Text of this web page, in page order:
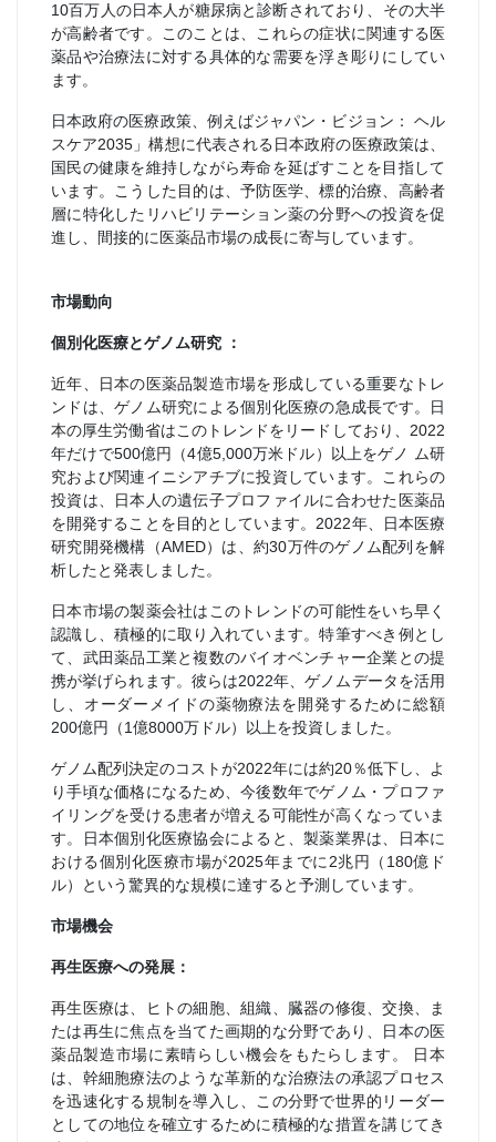
10百万人の日本人が糖尿病と診断されており、その大半
が高齢者です。このことは、これらの症状に関連する医
薬品や治療法に対する具体的な需要を浮き彫りにしてい
ます。
日本政府の医療政策、例えばジャパン・ビジョン： ヘル
スケア2035」構想に代表される日本政府の医療政策は、
国民の健康を維持しながら寿命を延ばすことを目指して
います。こうした目的は、予防医学、標的治療、高齢者
層に特化したリハビリテーション薬の分野への投資を促
進し、間接的に医薬品市場の成長に寄与しています。
市場動向
個別化医療とゲノム研究 ：
近年、日本の医薬品製造市場を形成している重要なトレ
ンドは、ゲノム研究による個別化医療の急成長です。日
本の厚生労働省はこのトレンドをリードしており、2022
年だけで500億円（4億5,000万米ドル）以上をゲノ ム研
究および関連イニシアチブに投資しています。これらの
投資は、日本人の遺伝子プロファイルに合わせた医薬品
を開発することを目的としています。2022年、日本医療
研究開発機構（AMED）は、約30万件のゲノム配列を解
析したと発表しました。
日本市場の製薬会社はこのトレンドの可能性をいち早く
認識し、積極的に取り入れています。特筆すべき例とし
て、武田薬品工業と複数のバイオベンチャー企業との提
携が挙げられます。彼らは2022年、ゲノムデータを活用
し、オーダーメイドの薬物療法を開発するために総額
200億円（1億8000万ドル）以上を投資しました。
ゲノム配列決定のコストが2022年には約20％低下し、よ
り手頃な価格になるため、今後数年でゲノム・プロファ
イリングを受ける患者が増える可能性が高くなっていま
す。日本個別化医療協会によると、製薬業界は、日本に
おける個別化医療市場が2025年までに2兆円（180億ド
ル）という驚異的な規模に達すると予測しています。
市場機会
再生医療への発展：
再生医療は、ヒトの細胞、組織、臓器の修復、交換、ま
たは再生に焦点を当てた画期的な分野であり、日本の医
薬品製造市場に素晴らしい機会をもたらします。 日本
は、幹細胞療法のような革新的な治療法の承認プロセス
を迅速化する規制を導入し、この分野で世界的リーダー
としての地位を確立するために積極的な措置を講じてき